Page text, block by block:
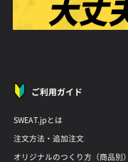
ご利用ガイド
SWEAT.jpとは
注文方法・追加注文
オリジナルのつくり方（商品別）